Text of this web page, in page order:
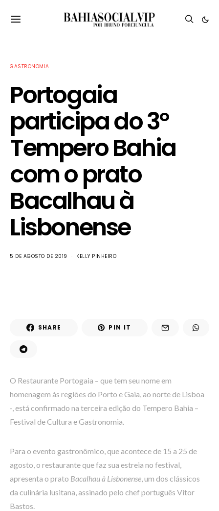
GASTRONOMIA
Portogaia
participa do 3º
Tempero Bahia
com o prato
Bacalhau à
Lisbonense
5 DE AGOSTO DE 2019 KELLY PINHEIRO
SHARE PIN IT
O Restaurante Portogaia – que tem seu nome em
homenagem às regiões do Porto e Gaia, ao norte de Lisboa
-, está confirmado na terceira edição do Tempero Bahia –
Festival de Cultura e Gastronomia.
Para o evento gastronômico, que acontece de 15 a 25 de
agosto, o restaurante que faz sua estreia no festival,
apresenta o prato Bacalhau à Lisbonense, um dos clássicos
da culinária lusitana, assinado pelo chef português Vitor
Bastos.